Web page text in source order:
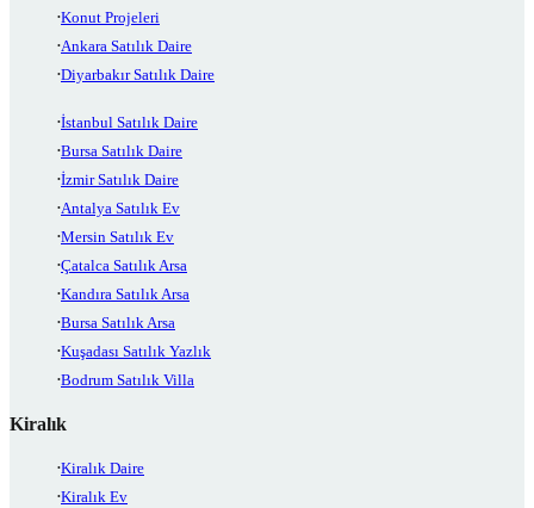
Konut Projeleri
Ankara Satılık Daire
Diyarbakır Satılık Daire
İstanbul Satılık Daire
Bursa Satılık Daire
İzmir Satılık Daire
Antalya Satılık Ev
Mersin Satılık Ev
Çatalca Satılık Arsa
Kandıra Satılık Arsa
Bursa Satılık Arsa
Kuşadası Satılık Yazlık
Bodrum Satılık Villa
Kiralık
Kiralık Daire
Kiralık Ev